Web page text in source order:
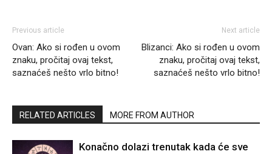
Previous article
Ovan: Ako si rođen u ovom
znaku, pročitaj ovaj tekst,
saznaćeš nešto vrlo bitno!
Next article
Blizanci: Ako si rođen u ovom
znaku, pročitaj ovaj tekst,
saznaćeš nešto vrlo bitno!
RELATED ARTICLES MORE FROM AUTHOR
Konačno dolazi trenutak kada će sve